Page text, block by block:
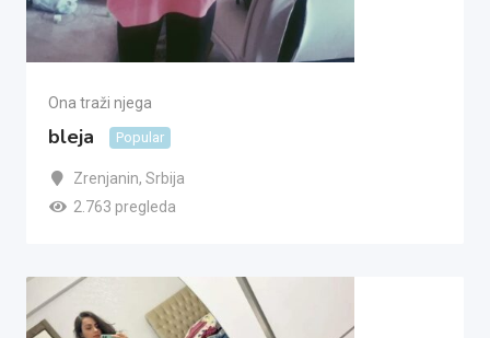
Ona traži njega
bleja Popular
Zrenjanin, Srbija
2.763 pregleda